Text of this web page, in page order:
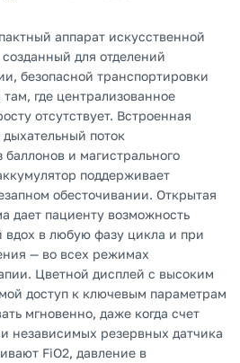
аппарат искусственной
для отделений
безопасной транспортировки
где централизованное
отсутствует. Встроенная
поток
баллонов и магистрального
поддерживает
обесточивании. Открытая
дает пациенту возможность
вдох в любую фазу цикла и при
— во всех режимах
Цветной дисплей с высоким
доступ к ключевым параметрам
мгновенно, даже когда счет
независимых резервных датчика
FiO2, давление в